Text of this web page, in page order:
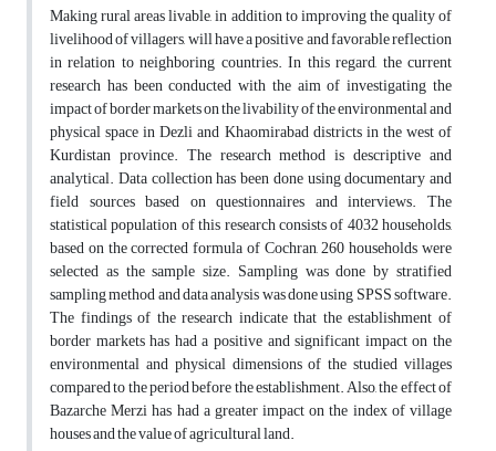
Making rural areas livable, in addition to improving the quality of
livelihood of villagers, will have a positive and favorable reflection
in relation to neighboring countries. In this regard, the current
research has been conducted with the aim of investigating the
impact of border markets on the livability of the environmental and
physical space in Dezli and Khaomirabad districts in the west of
Kurdistan province. The research method is descriptive and
analytical. Data collection has been done using documentary and
field sources based on questionnaires and interviews. The
statistical population of this research consists of 4032 households,
based on the corrected formula of Cochran, 260 households were
selected as the sample size. Sampling was done by stratified
sampling method and data analysis was done using SPSS software.
The findings of the research indicate that the establishment of
border markets has had a positive and significant impact on the
environmental and physical dimensions of the studied villages
compared to the period before the establishment. Also, the effect of
Bazarche Merzi has had a greater impact on the index of village
houses and the value of agricultural land.